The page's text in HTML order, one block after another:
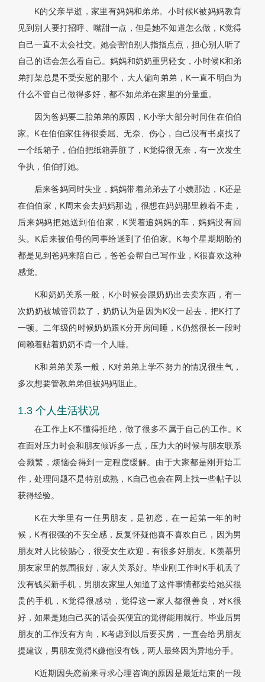
K的父亲早逝，家里有妈妈和弟弟。小时候K被妈妈教育
见到别人要打招呼、嘴甜一点，但是她不知道怎么做，K觉得
自己一直不太会社交。她会害怕别人指指点点，担心别人听了
自己的话会怎么看自己。妈妈和奶奶重男轻女，小时候K和弟
弟打架总是不受安慰的那个，大人偏向弟弟，K一直不明白为
什么不管自己做得多好，都不如弟弟在家里的分量重。
因为爸妈要二胎弟弟的原因，K小学大部分时间住在伯伯
家。K在伯伯家住得很委屈、无奈、伤心，自己没有书桌找了
一个纸箱子，伯伯把纸箱弄脏了，K觉得很无奈，有一次发生
争执，伯伯打她。
后来爸妈同时失业，妈妈带着弟弟去了小姨那边，K还是
在伯伯家，K周末会去妈妈那边，很想在妈妈那里赖着不走，
后来妈妈把她送到伯伯家，K哭着追妈妈的车，妈妈没有回
头。K后来被伯母的同事给送到了伯伯家。K每个星期期盼的
都是见到爸妈来陪自己，爸爸会帮自己写作业，K很喜欢这种
感觉。
K和奶奶关系一般，K小时候会跟奶奶出去卖东西，有一
次奶奶被城管罚款了，奶奶认为是因为K没一起去，把K打了
一顿。二年级的时候奶奶跟K分开房间睡，K仍然很长一段时
间赖着贴着奶奶不肯一个人睡。
K和弟弟关系一般，K对弟弟上学不努力的情况很生气，
多次想要管教弟弟但被妈妈阻止。
1.3 个人生活状况
在工作上K不懂得拒绝，做了很多不属于自己的工作。K
在面对压力时会和朋友倾诉多一点，压力大的时候与朋友联系
会频繁，烦恼会得到一定程度缓解。由于大家都是刚开始工
作，处理问题不是特别成熟，K自己也会在网上找一些帖子以
获得经验。
K在大学里有一任男朋友，是初恋，在一起第一年的时
候，K有很强的不安全感，反复怀疑他喜不喜欢自己，因为男
朋友对人比较贴心，很受女生欢迎，有很多好朋友。K羡慕男
朋友家里的氛围很好，家人关系好。毕业刚工作时K手机丢了
没有钱买新手机，男朋友家里人知道了这件事情都要给她买很
贵的手机，K觉得很感动，觉得这一家人都很善良，对K很
好，如果是她自己买的话会买便宜的觉得能用就行。毕业后男
朋友的工作没有方向，K考虑到以后要买房，一直会给男朋友
提建议，男朋友觉得K嫌他没有钱，两人最终因为异地分手。
K近期因失恋前来寻求心理咨询的原因是最近结束的一段